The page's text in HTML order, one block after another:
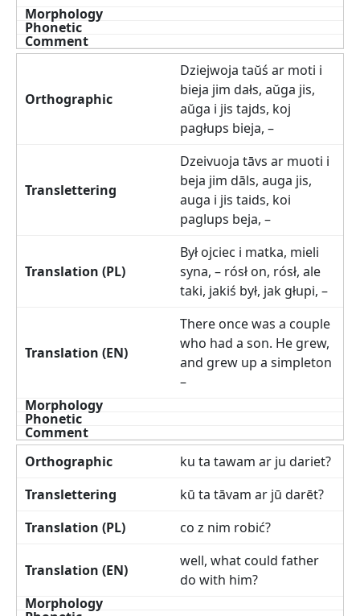
Dziejwoja taŭś ar moti i
bieja jim dałs, aŭga jis,
aŭga i jis tajds, koj
pagłups bieja, –
Dzeivuoja tāvs ar muoti i
beja jim dāls, auga jis,
auga i jis taids, koi
paglups beja, –
Był ojciec i matka, mieli
syna, – rósł on, rósł, ale
taki, jakiś był, jak głupi, –
There once was a couple
who had a son. He grew,
and grew up a simpleton
–
ku ta tawam ar ju dariet?
kū ta tāvam ar jū darēt?
co z nim robić?
well, what could father
do with him?